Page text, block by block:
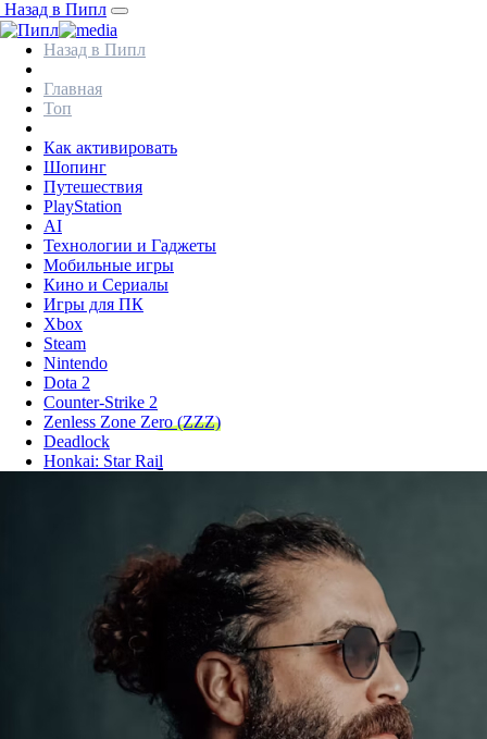
Назад в Пипл
Назад в Пипл
Главная
Топ
Как активировать
Шопинг
Путешествия
PlayStation
AI
Технологии и Гаджеты
Мобильные игры
Кино и Сериалы
Игры для ПК
Xbox
Steam
Nintendo
Dota 2
Counter-Strike 2
Zenless Zone Zero (ZZZ)
Deadlock
Honkai: Star Rail